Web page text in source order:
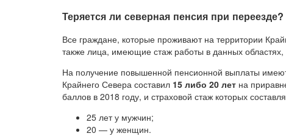
Теряется ли северная пенсия при переезде?
Все граждане, которые проживают на территории
также лица, имеющие стаж работы в данных
На получение повышенной пенсионной выплаты
Крайнего Севера составил 15 либо 20 лет на
баллов в 2018 году, и страховой стаж которых
25 лет у мужчин;
20 — у женщин.